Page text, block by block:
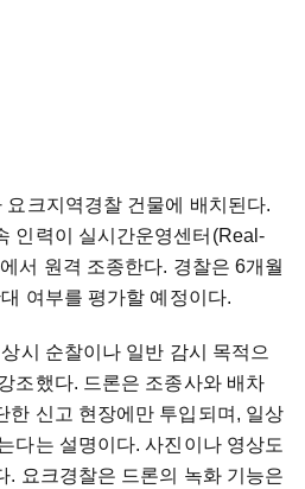
크지역경찰 건물에 배치된다.
인력이 실시간운영센터(Real-
서 원격 조종한다. 경찰은 6개월
여부를 평가할 예정이다.
시 순찰이나 일반 감시 목적으
조했다. 드론은 조종사와 배차
한 신고 현장에만 투입되며, 일상
다는 설명이다. 사진이나 영상도
. 요크경찰은 드론의 녹화 기능은